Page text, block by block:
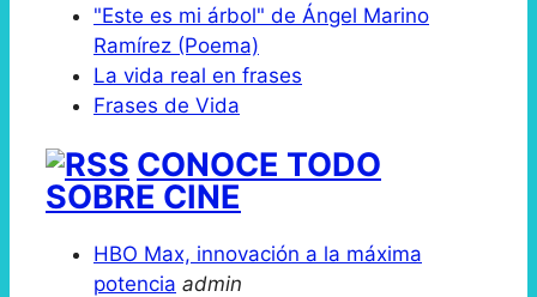
"Este es mi árbol" de Ángel Marino
Ramírez (Poema)
La vida real en frases
Frases de Vida
CONOCE TODO
SOBRE CINE
HBO Max, innovación a la máxima
potencia admin